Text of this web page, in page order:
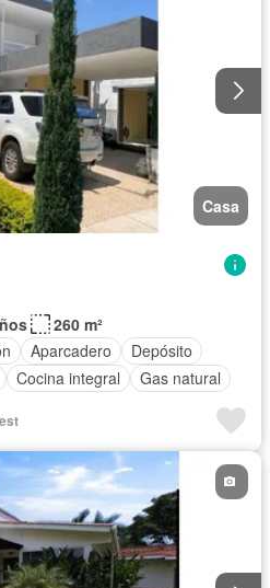
Casa
260 m²
Aparcadero
Depósito
Cocina integral
Gas natural